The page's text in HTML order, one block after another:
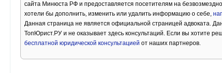
сайта Минюста РФ и предоставляется посетителям на
хотели бы дополнить, изменить или удалить информацию о себе,
Данная страница не является официальной страницей адвоката.
ТопЮрист.РУ и не оказывает здесь консультаций. Если вы хотите
бесплатной юридической консультацией от наших партнеров.